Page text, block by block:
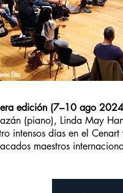
edición (7–10 ago
(piano), Linda May
intensos días en el
maestros